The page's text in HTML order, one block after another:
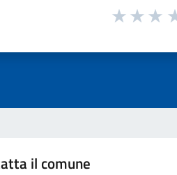
il comune